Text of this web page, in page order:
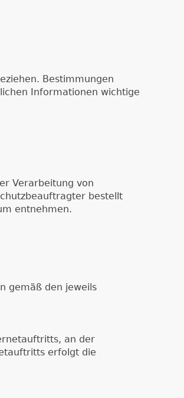
Bestimmungen
Informationen wichtige
Verarbeitung von
bestellt
entnehmen.
gemäß den jeweils
an der
erfolgt die